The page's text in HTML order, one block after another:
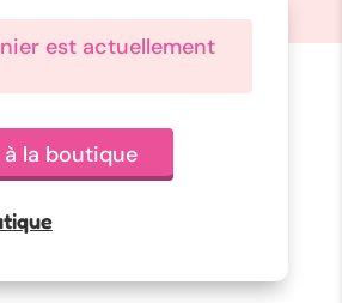
est actuellement
à la boutique